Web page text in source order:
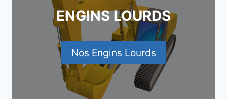
ENGINS LOURDS
Nos Engins Lourds